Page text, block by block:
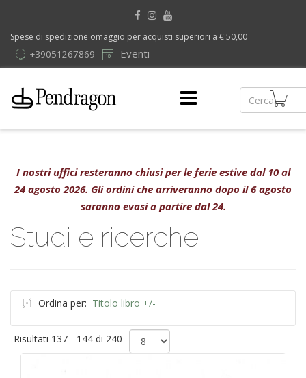
Spese di spedizione omaggio per acquisti superiori a € 50,00
Eventi
+39051267869
I nostri uffici resteranno chiusi per le ferie estive dal 10 al
24 agosto 2026. Gli ordini che arriveranno dopo il 6 agosto
saranno evasi a partire dal 24.
Studi e ricerche
Ordina per: Titolo libro +/-
Risultati 137 - 144 di 240